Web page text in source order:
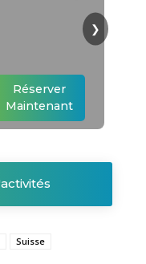
Réserver
Maintenant
❯
Suisse